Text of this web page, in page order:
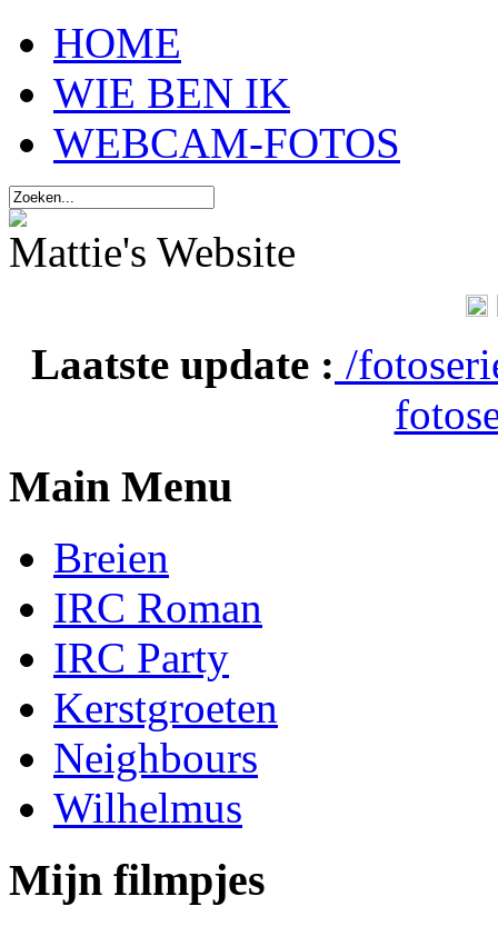
HOME
WIE BEN IK
WEBCAM-FOTOS
Mattie's Website
Laatste update : /
Main Menu
Breien
IRC Roman
IRC Party
Kerstgroeten
Neighbours
Wilhelmus
Mijn filmpjes